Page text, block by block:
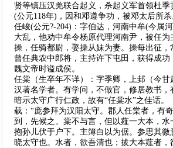
贤等镇压汉羌联合起义，杀起义军首领杜
(公元118年)，因和邓遵争功，被邓太后所杀
任峻(公元?-204)：字伯达，河南中牟(今属
大乱，他劝中牟令杨原代理河南尹，被任
操，任骑都尉，娶操从妹为妻。操每出征，
曾任典农中郎将，主持许下屯田，获得成功
魏文帝时谥成侯。
任棠（生卒年不详）：字季卿，上邽（今
汉著名学者。有学问，不做官，修居教书，
暗示太守广行仁政，故有“任棠水”之佳话。
载：“庞参拜为汉阳太守。郡人任棠者，有
到，先候之。棠不与言，但以薤一大本，水
抱孙儿伏于户下。主簿白以为倨。参思其微
晓太守也。水者，欲吾清也；拔大本薤者